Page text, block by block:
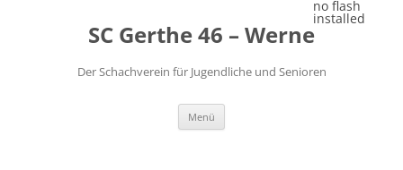
SC Gerthe 46 – Werne
Der Schachverein für Jugendliche und Senioren
Menü
no flash
installed